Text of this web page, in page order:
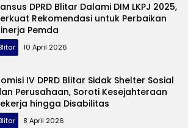
DPRD Blitar Dalami DIM LKPJ 2025,
Rekomendasi untuk Perbaikan
Pemda
10 April 2026
IV DPRD Blitar Sidak Shelter Sosial
Perusahaan, Soroti Kesejahteraan
hingga Disabilitas
8 April 2026